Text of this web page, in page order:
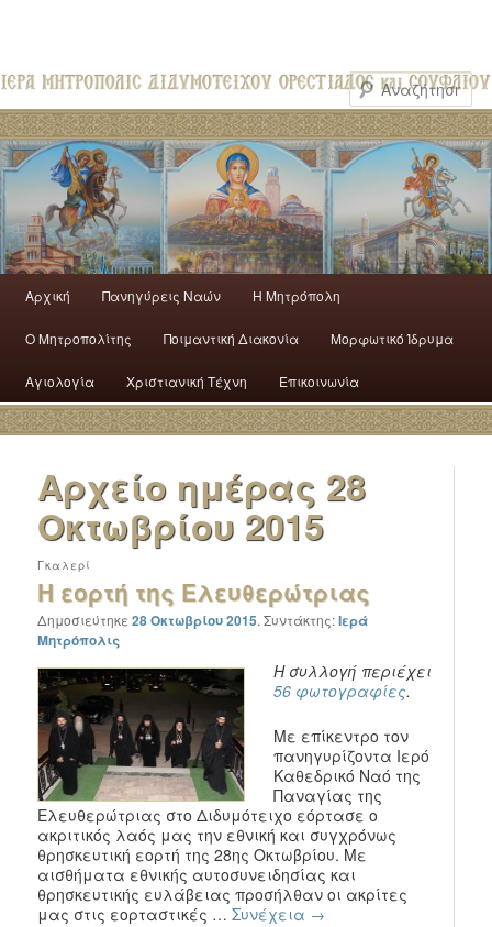
Αρχική Πανηγύρεις Ναών H Mητρόπολη
Ο Mητροπολίτης Ποιμαντική Διακονία Μορφωτικό Ίδρυμα
Αγιολογία Χριστιανική Τέχνη Επικοινωνία
Αρχείο ημέρας 28
Οκτωβρίου 2015
Η εορτή της Ελευθερώτριας
Γκαλερί
Δημοσιεύτηκε28 Οκτωβρίου 2015.Συντάκτης:Ιερά
Μητρόπολις
Η συλλογή περιέχει
56 φωτογραφίες.
Με επίκεντρο τον
πανηγυρίζοντα Ιερό
Καθεδρικό Ναό της
Παναγίας της
Ελευθερώτριας στο Διδυμότειχο εόρτασε ο
ακριτικός λαός μας την εθνική και συγχρόνως
θρησκευτική εορτή της 28ης Οκτωβρίου. Με
αισθήματα εθνικής αυτοσυνειδησίας και
θρησκευτικής ευλάβειας προσήλθαν οι ακρίτες
μας στις εορταστικές …Συνέχεια →